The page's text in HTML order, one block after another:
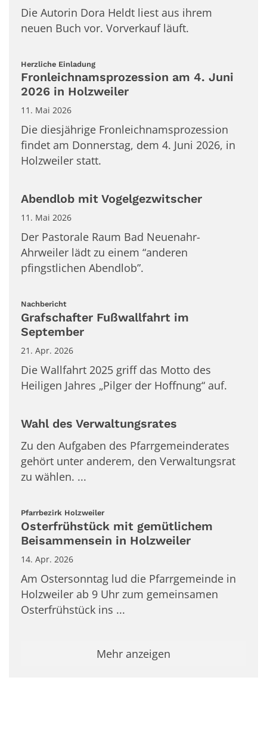
Die Autorin Dora Heldt liest aus ihrem
neuen Buch vor. Vorverkauf läuft.
Herzliche Einladung:
Fronleichnamsprozession am 4. Juni
2026 in Holzweiler
11. Mai 2026
Die diesjährige Fronleichnamsprozession
findet am Donnerstag, dem 4. Juni 2026, in
Holzweiler statt.
Abendlob mit Vogelgezwitscher
11. Mai 2026
Der Pastorale Raum Bad Neuenahr-
Ahrweiler lädt zu einem “anderen
pfingstlichen Abendlob”.
Nachbericht:
Grafschafter Fußwallfahrt im
September
21. Apr. 2026
Die Wallfahrt 2025 griff das Motto des
Heiligen Jahres „Pilger der Hoffnung“ auf.
Wahl des Verwaltungsrates
Zu den Aufgaben des Pfarrgemeinderates
gehört unter anderem, den Verwaltungsrat
zu wählen. ...
Pfarrbezirk Holzweiler:
Osterfrühstück mit gemütlichem
Beisammensein in Holzweiler
14. Apr. 2026
Am Ostersonntag lud die Pfarrgemeinde in
Holzweiler ab 9 Uhr zum gemeinsamen
Osterfrühstück ins ...
Mehr anzeigen